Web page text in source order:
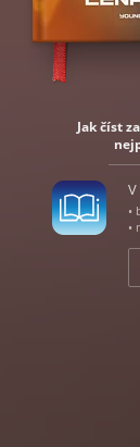
Jak číst
•
•